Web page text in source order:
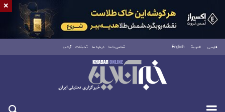
فارسی العربية English تماس با ما درباره ما تبلیغات آرشیو
جمعه ۱۶ مرداد ۱۴۰۵
×